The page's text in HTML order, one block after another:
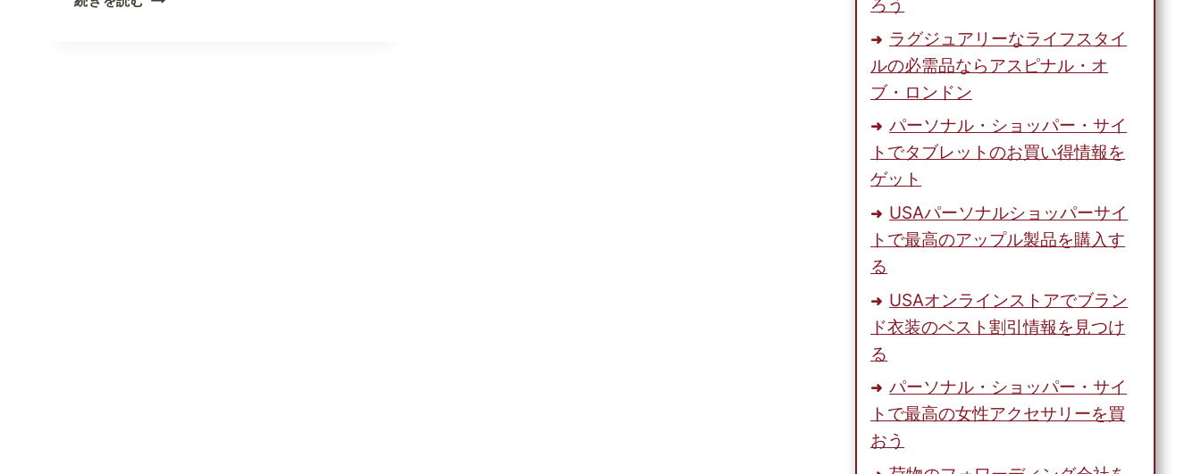
ろう
ラグジュアリーなライフスタイ
ルの必需品ならアスピナル・オ
ブ・ロンドン
パーソナル・ショッパー・サイ
トでタブレットのお買い得情報を
ゲット
USAパーソナルショッパーサイ
トで最高のアップル製品を購入す
る
USAオンラインストアでブラン
ド衣装のベスト割引情報を見つけ
る
パーソナル・ショッパー・サイ
トで最高の女性アクセサリーを買
おう